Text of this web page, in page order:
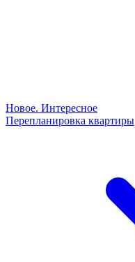
Новое. Интересное
Перепланировка квартиры